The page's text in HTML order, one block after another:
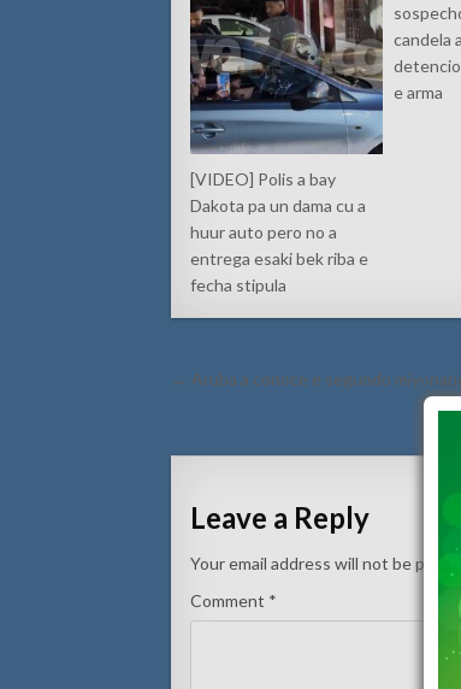
[VIDEO] Polis a bay
Dakota pa un dama cu a
huur auto pero no a
entrega esaki bek riba e
fecha stipula
candela
e arma
Post
← Aruba a conoce e segundo
Leave a Reply
Your email address will not be
Comment *